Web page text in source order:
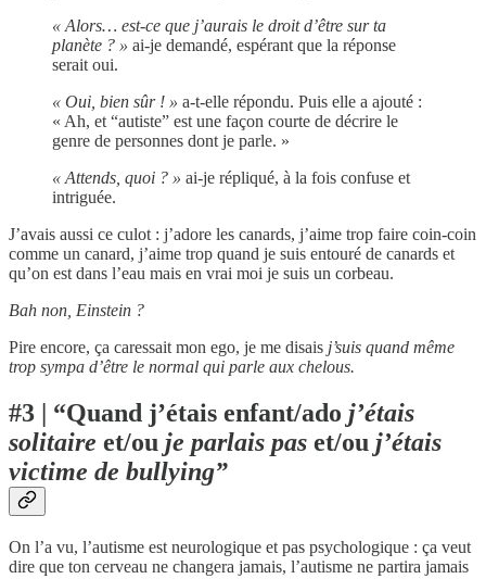
« Alors… est-ce que j’aurais le droit d’être sur ta
planète ? » ai-je demandé, espérant que la réponse
serait oui.
« Oui, bien sûr ! » a-t-elle répondu. Puis elle a ajouté :
« Ah, et “autiste” est une façon courte de décrire le
genre de personnes dont je parle. »
« Attends, quoi ? » ai-je répliqué, à la fois confuse et
intriguée.
J’avais aussi ce culot : j’adore les canards, j’aime trop faire coin-coin
comme un canard, j’aime trop quand je suis entouré de canards et
qu’on est dans l’eau mais en vrai moi je suis un corbeau.
Bah non, Einstein ?
Pire encore, ça caressait mon ego, je me disais j’suis quand même
trop sympa d’être le normal qui parle aux chelous.
#3 | “Quand j’étais enfant/ado j’étais
solitaire et/ou je parlais pas et/ou j’étais
victime de bullying”
On l’a vu, l’autisme est neurologique et pas psychologique : ça veut
dire que ton cerveau ne changera jamais, l’autisme ne partira jamais